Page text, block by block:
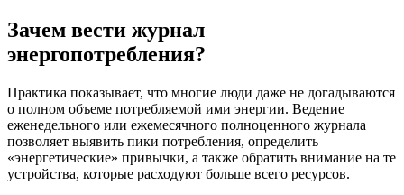
Зачем вести журнал
энергопотребления?
Практика показывает, что многие люди даже не догадываются
о полном объеме потребляемой ими энергии. Ведение
еженедельного или ежемесячного полноценного журнала
позволяет выявить пики потребления, определить
«энергетические» привычки, а также обратить внимание на те
устройства, которые расходуют больше всего ресурсов.